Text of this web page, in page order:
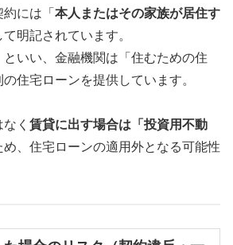
には「 本人またはその家族が居住す
て明記されています。
といい、金融機関は「住むための住
住宅ローンを提供しています。
く 賃貸に出す場合は「投資用不動
め、住宅ローンの適用外となる可能性